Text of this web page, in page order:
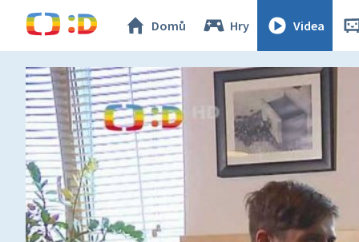
Domů Hry Videa